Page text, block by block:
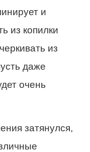
и
из копилки
из
даже
очень
затянулся,